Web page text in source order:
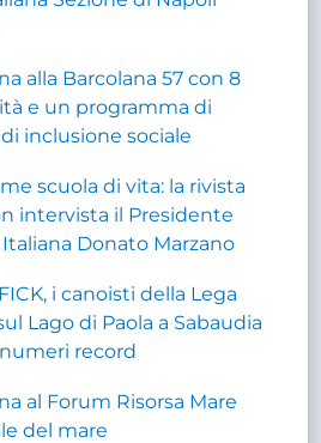
alla Barcolana 57 con 8
e un programma di
inclusione sociale
scuola di vita: la rivista
intervista il Presidente
Donato Marzano
i canoisti della Lega
Lago di Paola a Sabaudia
record
al Forum Risorsa Mare
del mare